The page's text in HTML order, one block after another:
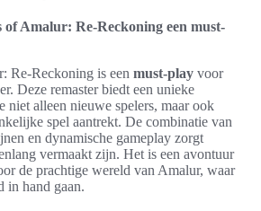
Amalur: Re-Reckoning een must-
Re-Reckoning is een must-play voor
Deze remaster biedt een unieke
niet alleen nieuwe spelers, maar ook
spel aantrekt. De combinatie van
en dynamische gameplay zorgt
vermaakt zijn. Het is een avontuur
de prachtige wereld van Amalur, waar
in hand gaan.